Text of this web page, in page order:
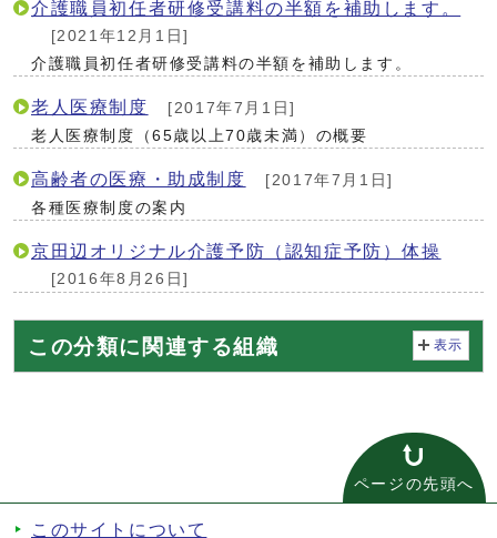
介護職員初任者研修受講料の半額を補助します。
[2021年12月1日]
介護職員初任者研修受講料の半額を補助します。
老人医療制度
[2017年7月1日]
老人医療制度（65歳以上70歳未満）の概要
高齢者の医療・助成制度
[2017年7月1日]
各種医療制度の案内
京田辺オリジナル介護予防（認知症予防）体操
[2016年8月26日]
この分類に関連する組織 表示
ページの先頭へ
このサイトについて